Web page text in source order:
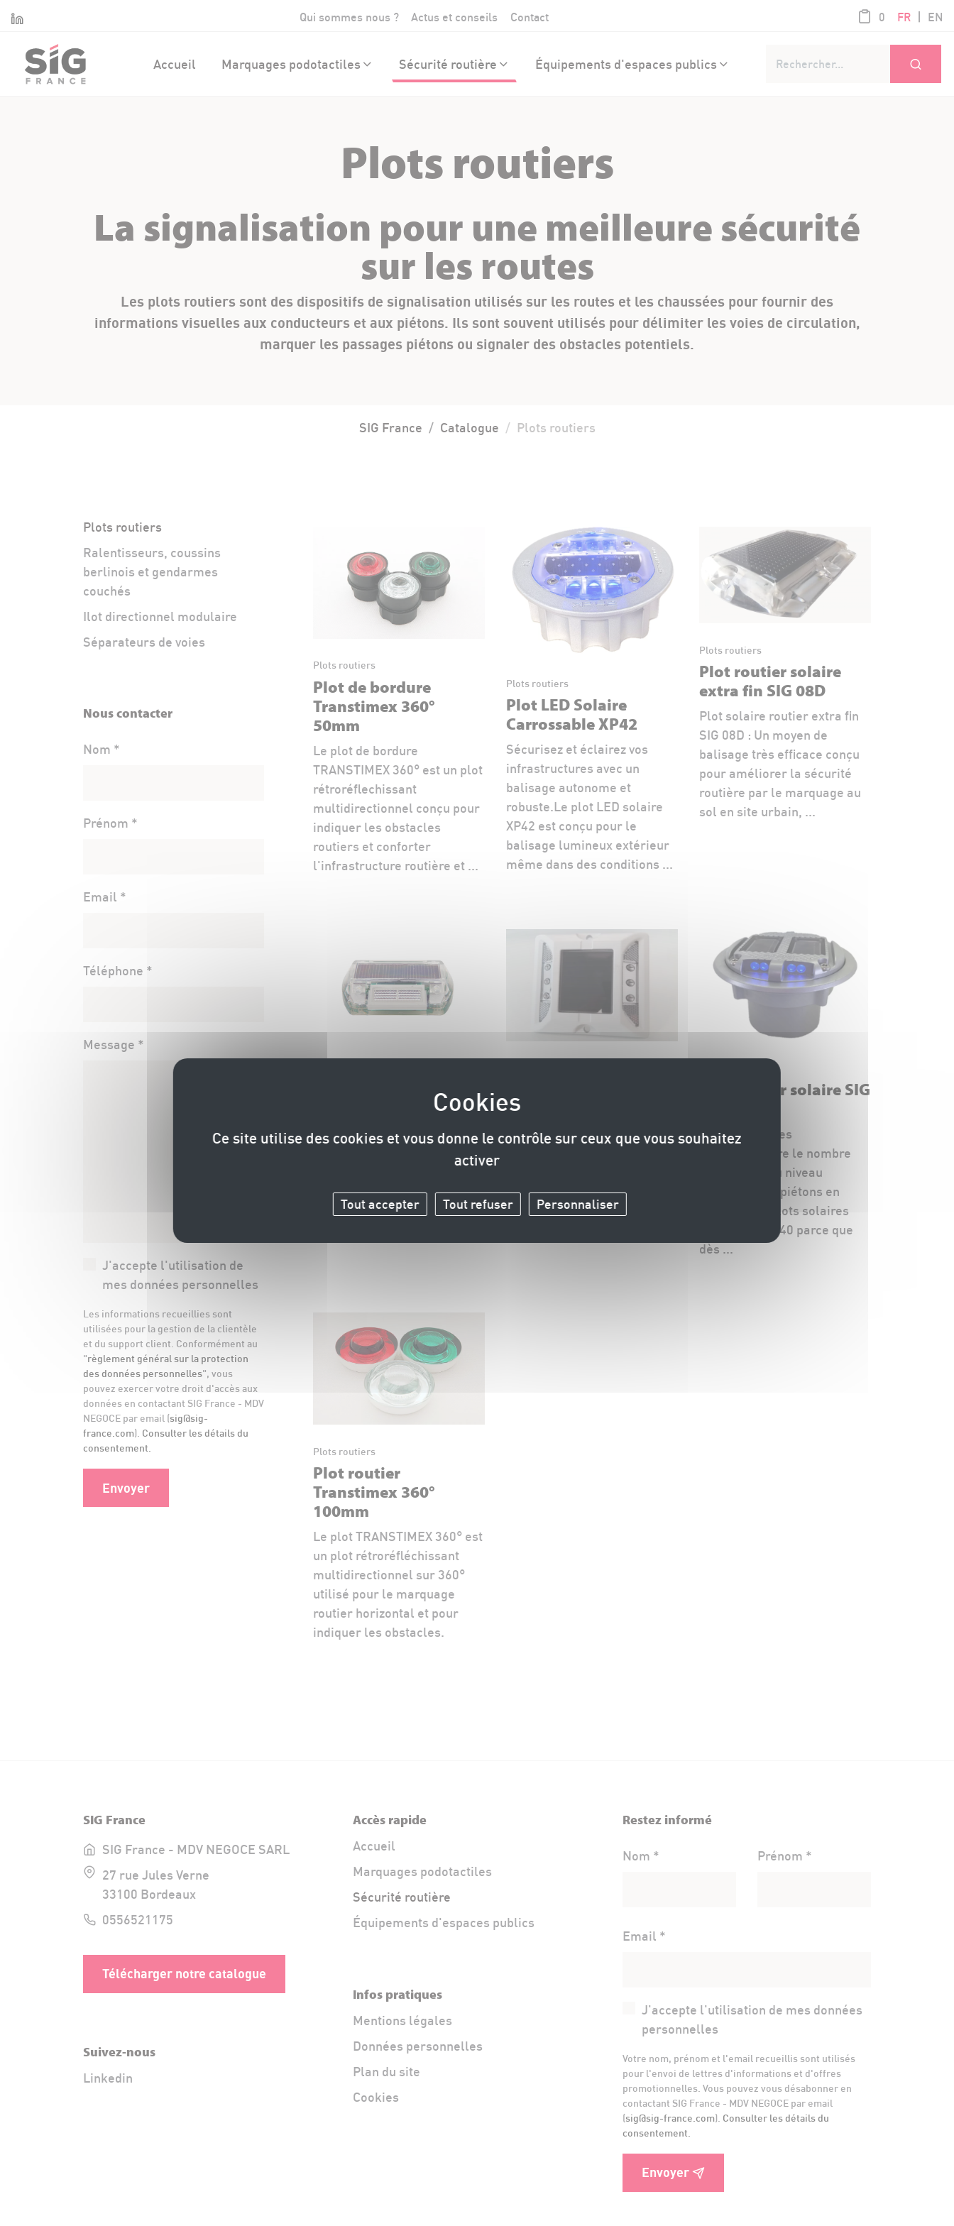
Linkedin Qui sommes nous ? Actus et conseils Contact 0article / 0,00
FR | EN
Accueil Marquages podotactiles Sécurité routière Équipements d'espaces publics
Plots routiers
La signalisation pour une meilleure sécurité
sur les routes
Les plots routiers sont des dispositifs de signalisation utilisés sur les routes et les chaussées pour fournir des
informations visuelles aux conducteurs et aux piétons. Ils sont souvent utilisés pour délimiter les voies de circulation,
marquer les passages piétons ou signaler des obstacles potentiels.
SIG France Catalogue Plots routiers
Plots routiers
Plot de bordure
Transtimex 360°
50mm
Le plot de bordure
TRANSTIMEX 360° est un plot
rétroréflechissant
multidirectionnel conçu pour
indiquer les obstacles
routiers et conforter
l'infrastructure routière et ...
Plots routiers
Plot LED Solaire
Carrossable XP42
Sécurisez et éclairez vos
infrastructures avec un
balisage autonome et
robuste.Le plot LED solaire
XP42 est conçu pour le
balisage lumineux extérieur
même dans des conditions ...
Plots routiers
Plot routier solaire
extra fin SIG 08D
Plot solaire routier extra fin
SIG 08D : Un moyen de
balisage très efficace conçu
pour améliorer la sécurité
routière par le marquage au
sol en site urbain, ...
Plot routier solaire SIG
Plot solaire routier SIG 11D :
améliorer la sécurité routière
par le marquage au sol
12D
Un moyen de balisage très
par le marquage au sol
d’obstacles grâce à ses LED
Plot routier solaire SIG
Toutes les villes
peuvent réduire le nombre
d'accidents au niveau
des passages piétons en
utilisant les plots solaires
routier SIG XP40 parce que
dès ...
Plots routiers
Plot routier
Transtimex 360°
100mm
Le plot TRANSTIMEX 360° est
un plot rétroréfléchissant
multidirectionnel sur 360°
utilisé pour le marquage
routier horizontal et pour
indiquer les obstacles.
Plots routiers
Ralentisseurs, coussins
berlinois et gendarmes
couchés
Ilot directionnel modulaire
Séparateurs de voies
Nous contacter
Nom *
Prénom *
Email *
Téléphone *
Message *
J'accepte l'utilisation de
mes données personnelles
Les informations recueillies sont
utilisées pour la gestion de la clientèle
et du support client. Conformément au
"règlement général sur la protection
des données personnelles", vous
pouvez exercer votre droit d'accès aux
données en contactant SIG France - MDV
NEGOCE par email (sig@sig-
france.com). Consulter les détails du
consentement.
SIG France
SIG France - MDV NEGOCE SARL
27 rue Jules Verne
33100 Bordeaux
0556521175
Télécharger notre catalogue
Suivez-nous
Linkedin
Accès rapide
Accueil
Marquages podotactiles
Sécurité routière
Équipements d'espaces publics
Infos pratiques
Mentions légales
Données personnelles
Plan du site
Cookies
Restez informé
Nom * Prénom *
Email *
J'accepte l'utilisation de mes données
personnelles
Votre nom, prénom et l'email recueillis sont utilisés
pour l'envoi de lettres d'informations et d'offres
promotionnelles. Vous pouvez vous désabonner en
contactant SIG France - MDV NEGOCE par email
(sig@sig-france.com). Consulter les détails du
consentement.
Envoyer
Panneau de gestion des cookies
Ce site utilise des cookies et vous donne le contrôle sur ceux que vous souhaitez
activer
Tout accepter Tout refuser Personnaliser